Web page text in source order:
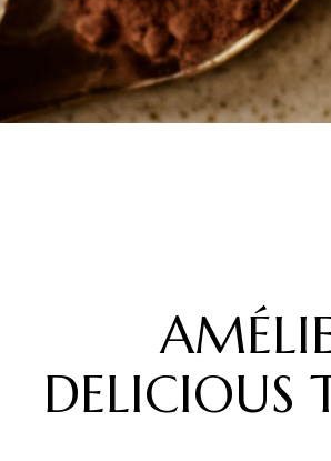
DELICIOUS